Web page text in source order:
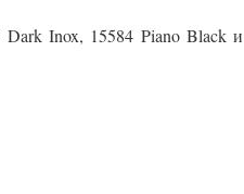
Dark Inox, 15584 Piano Black и